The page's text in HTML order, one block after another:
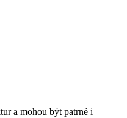
a mohou být patrné i